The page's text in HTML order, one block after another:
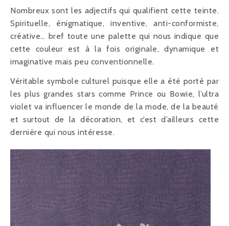
Nombreux sont les adjectifs qui qualifient cette teinte.
Spirituelle, énigmatique, inventive, anti-conformiste,
créative… bref toute une palette qui nous indique que
cette couleur est à la fois originale, dynamique et
imaginative mais peu conventionnelle.
Véritable symbole culturel puisque elle a été porté par
les plus grandes stars comme Prince ou Bowie, l’ultra
violet va influencer le monde de la mode, de la beauté
et surtout de la décoration, et c’est d’ailleurs cette
dernière qui nous intéresse.